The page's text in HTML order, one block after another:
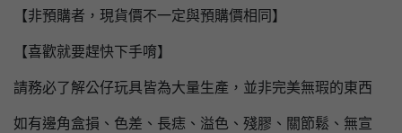
【非預購者，現貨價不一定與預購價相同】
【喜歡就要趕快下手唷】
請務必了解公仔玩具皆為大量生產，並非完美無瑕的東西
如有邊角盒損、色差、長痣、溢色、殘膠、關節鬆、無宣